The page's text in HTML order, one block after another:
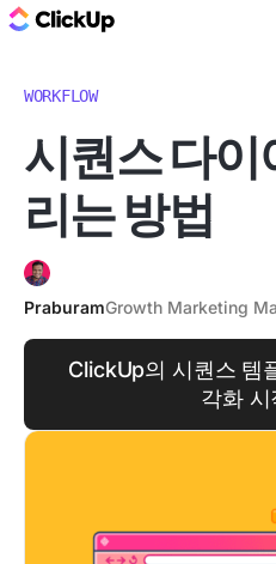
WORKFLOW
시퀀스 다
리는 방법
PraburamGrowth Marketing
ClickUp의 시퀀스 템
각화 시